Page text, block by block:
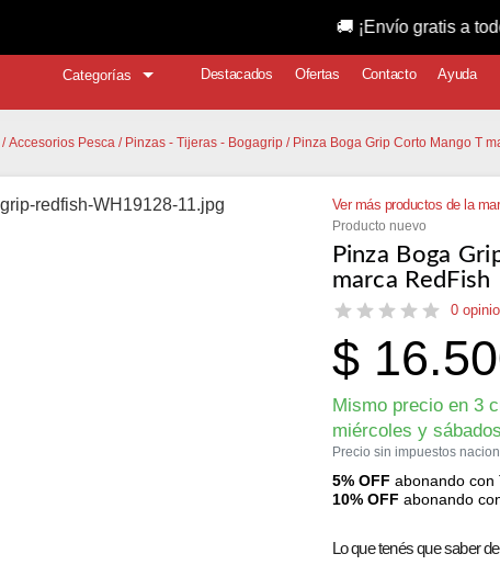
Categorías Destacados Ofertas Contacto Ayuda
/Accesorios Pesca / Pinzas - Tijeras - Bogagrip / Pinza Boga Grip Corto Mango T
Ver más productos de la
Producto nuevo
Pinza Boga
marca RedFish
0
$
Mismo precio en 3
miércoles y sábados
Precio sin impuestos
5% OFF abonando con
10% OFF abonando
Lo que tenés que saber
🚚 ¡Envío gratis a todo el país